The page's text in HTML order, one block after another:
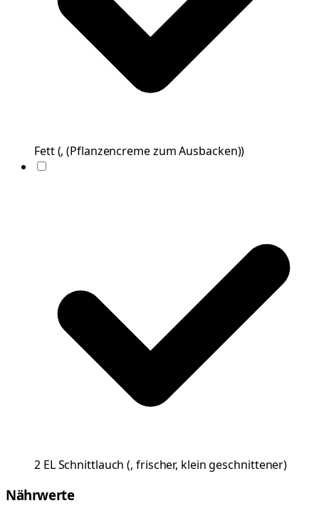
Fett(, (Pflanzencreme zum Ausbacken))
2 ELSchnittlauch (, frischer, klein geschnittener)
Nährwerte